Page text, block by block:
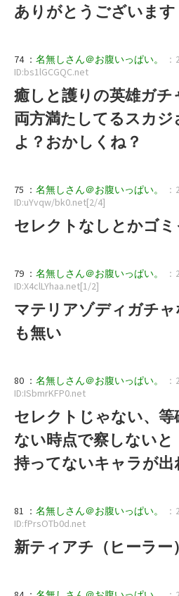
ありがとうございます
74 ： 名無しさん＠お腹いっぱい。
ID:bs1lGCGQC.net
癒しと護りの英雄ガチ
両方満たしてるスカ
よ？おかしくね？
75 ： 名無しさん＠お腹いっぱい。
ID:uYvqw/bk0.net[2/4]
セレクトなしとかゴミ
79 ： 名無しさん＠お腹いっぱい。
ID:X4clLYhaa.net[1/2]
マテリアゾディガチ
も無い
80 ： 名無しさん＠お腹いっぱい。
ID:ISbmrKFP0.net
セレクトじゃない、等
ない時点で察しないと
持ってないキャラが
81 ： 名無しさん＠お腹いっぱい。
ID:fPrsOTb0d.net
新ティアチ（ヒーラー